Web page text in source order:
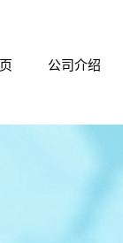
公司介绍